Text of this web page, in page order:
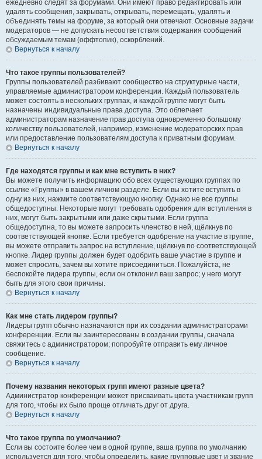
ежедневно следят за форумами. Они имеют право редактировать или
удалять сообщения, закрывать, открывать, перемещать, удалять и
объединять темы на форуме, за который они отвечают. Основные задачи
модераторов — не допускать несоответствия содержания сообщений
обсуждаемым темам (оффтопик), оскорблений.
Вернуться к началу
Что такое группы пользователей?
Группы пользователей разбивают сообщество на структурные части,
управляемые администратором конференции. Каждый пользователь
может состоять в нескольких группах, и каждой группе могут быть
назначены индивидуальные права доступа. Это облегчает
администраторам назначение прав доступа одновременно большому
количеству пользователей, например, изменение модераторских прав
или предоставление пользователям доступа к приватным форумам.
Вернуться к началу
Где находятся группы и как мне вступить в них?
Вы можете получить информацию обо всех существующих группах по
ссылке «Группы» в вашем личном разделе. Если вы хотите вступить в
одну из них, нажмите соответствующую кнопку. Однако не все группы
общедоступны. Некоторые могут требовать одобрения для вступления в
них, могут быть закрытыми или даже скрытыми. Если группа
общедоступна, то вы можете запросить членство в ней, щёлкнув по
соответствующей кнопке. Если требуется одобрение на участие в группе,
вы можете отправить запрос на вступление, щёлкнув по соответствующей
кнопке. Лидер группы должен будет одобрить ваше участие в группе и
может спросить, зачем вы хотите присоединиться. Пожалуйста, не
беспокойте лидера группы, если он отклонил ваш запрос; у него могут
быть для этого свои причины.
Вернуться к началу
Как мне стать лидером группы?
Лидеры групп обычно назначаются при их создании администраторами
конференции. Если вы заинтересованы в создании группы, сначала
свяжитесь с администратором; попробуйте отправить ему личное
сообщение.
Вернуться к началу
Почему названия некоторых групп имеют разные цвета?
Администратор конференции может присваивать цвета участникам групп
для того, чтобы их было проще отличать друг от друга.
Вернуться к началу
Что такое группа по умолчанию?
Если вы состоите более чем в одной группе, ваша группа по умолчанию
используется для того, чтобы определить, какие групповые цвет и звание